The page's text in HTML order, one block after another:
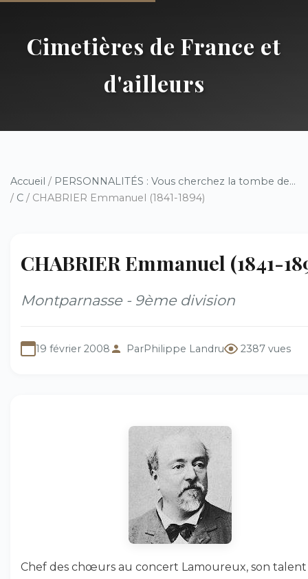
Cimetières de France et
d'ailleurs
Accueil / PERSONNALITÉS : Vous cherchez la tombe de...
/ C / CHABRIER Emmanuel (1841-1894)
CHABRIER Emmanuel (1841-
Montparnasse - 9ème division
19 février 2008 ParPhilippe Landru 2387 vues
Chef des chœurs au concert Lamoureux, son talent